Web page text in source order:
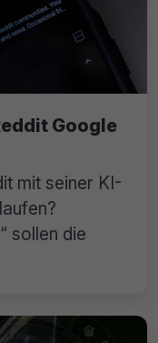
Google
mit seiner KI-
sollen die